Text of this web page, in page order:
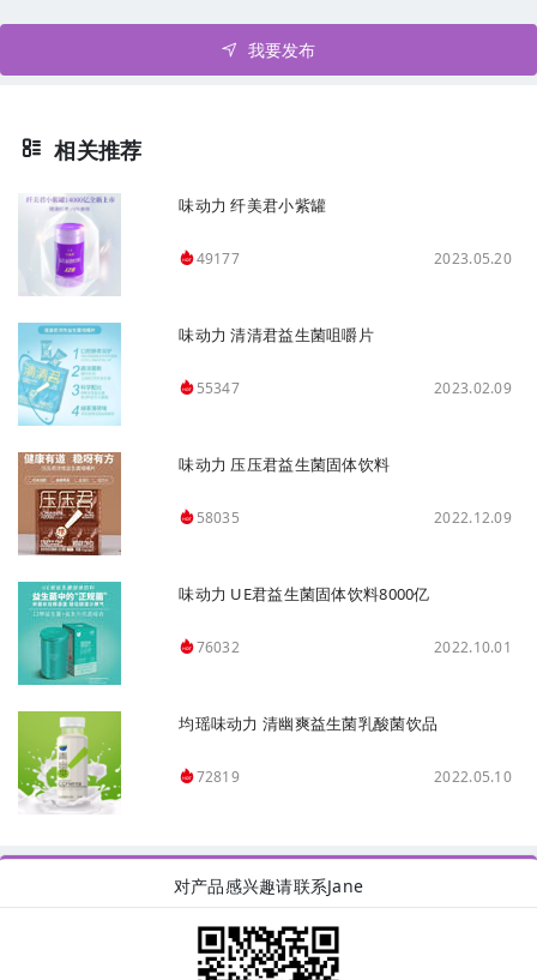
我要发布
相关推荐
味动力 纤美君小紫罐
49177 2023.05.20
味动力 清清君益生菌咀嚼片
55347 2023.02.09
味动力 压压君益生菌固体饮料
58035 2022.12.09
味动力 UE君益生菌固体饮料8000亿
76032 2022.10.01
均瑶味动力 清幽爽益生菌乳酸菌饮品
72819 2022.05.10
对产品感兴趣请联系Jane